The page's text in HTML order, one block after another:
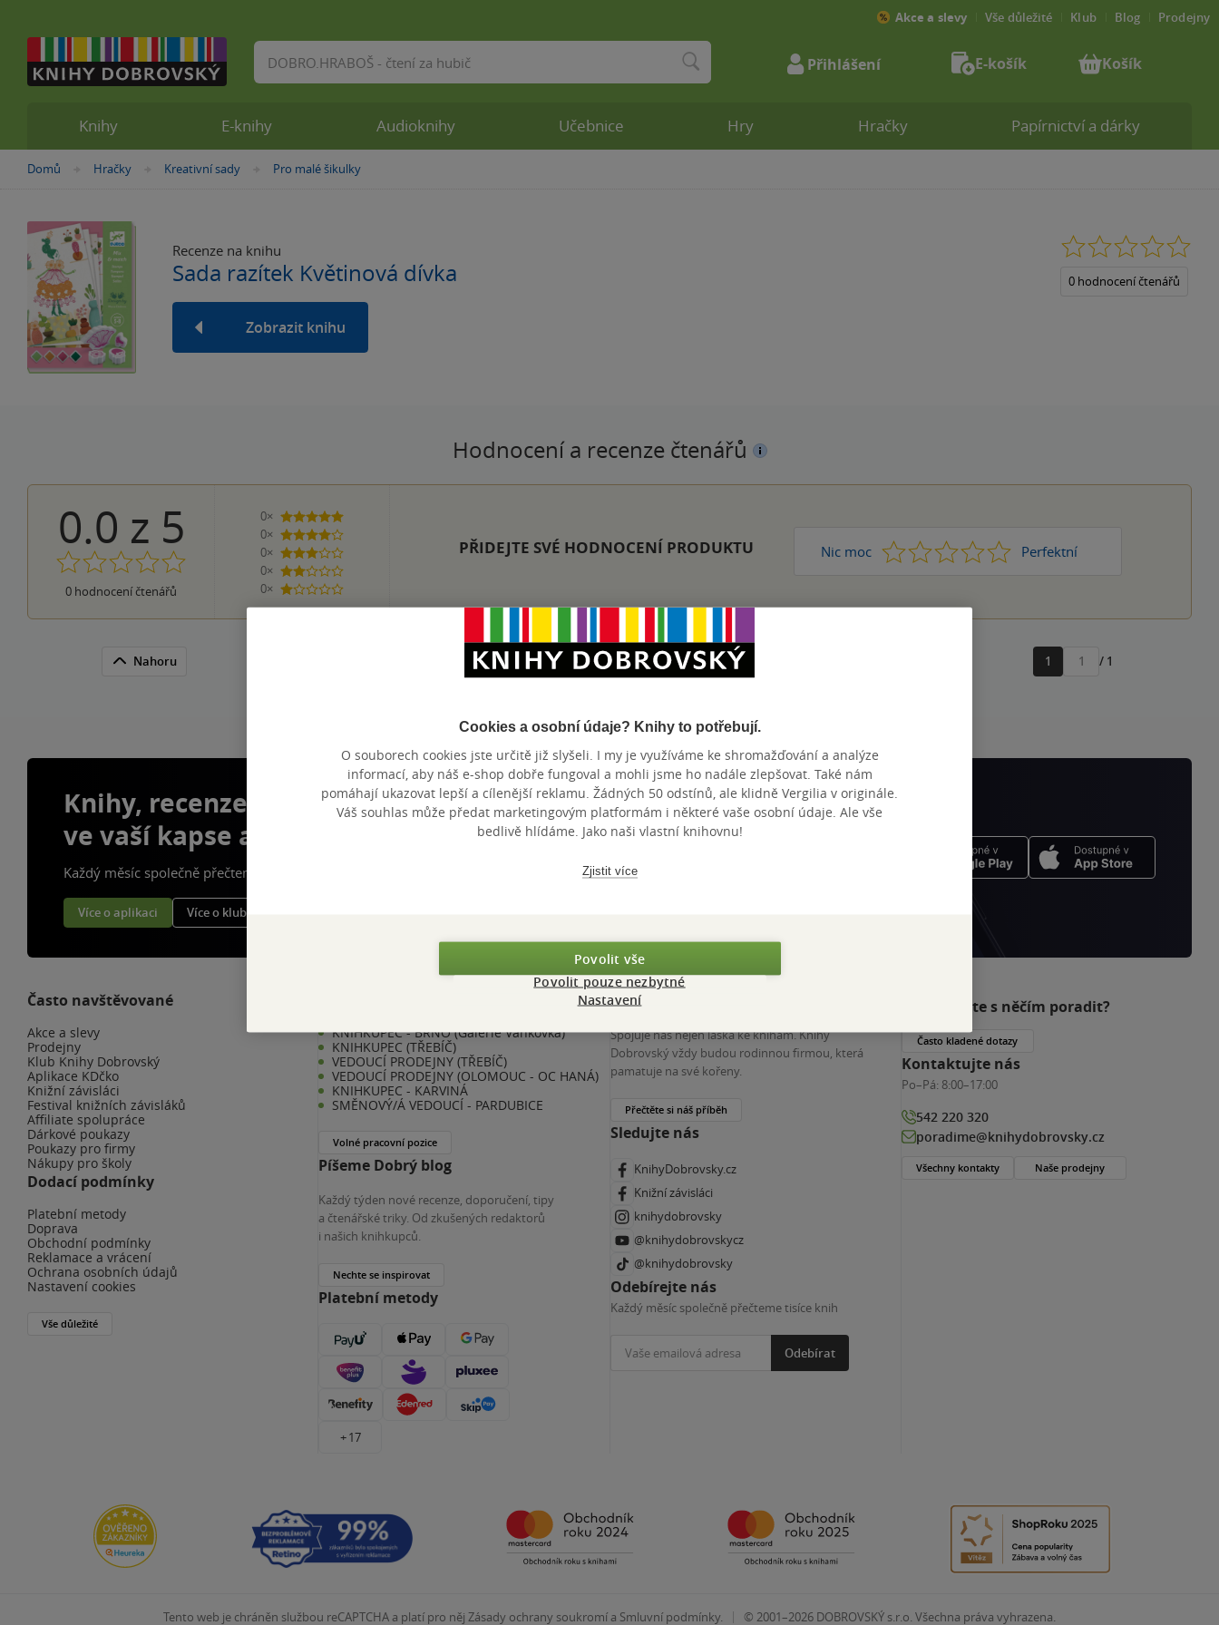
Nacházíte
Domů »Hračky »
Kreativní sady »Pro malé šikulky
Recenze na knihu
Sada razítek Květinová dívka
Zobrazit knihu
0.0
0 hodnocení čtenářů
Hodnocení a recenze čtenářů
0.0 z 5
0 hodnocení čtenářů
0×
5 hvězdiček
0×
4 hvězdičky
0×
3 hvězdičky
0×
2 hvězdičky
0×
1 hvezdička
PŘIDEJTE SVÉ HODNOCENÍ PRODUKTU Nic moc 1 2 3 4 Perfektní
5
Nahoru
Zobrazeno 20 z 20
1
Přejít
/ 1
Knihy E-knihy Audioknihy Učebnice Hry Hračky Papírnictví a dárky
Akce a slevy Vše důležité Klub Blog Prodejny
Vyhledávání Přihlášení E-košík Košík
Knihy, recenze a klubové výhody
ve vaší kapse a naší appce KDčko
Každý měsíc společně přečteme tisíce knih
Více o aplikaci Více o klubu
Často navštěvované
Akce a slevy
Prodejny
Klub Knihy Dobrovský
Aplikace KDčko
Knižní závisláci
Festival knižních závisláků
Affiliate spolupráce
Dárkové poukazy
Poukazy pro firmy
Nákupy pro školy
Dodací podmínky
Platební metody
Doprava
Obchodní podmínky
Reklamace a vrácení
Ochrana osobních údajů
Nastavení cookies
Vše důležité
KNIHKUPEC - BRNO (Galerie Vaňkovka)
KNIHKUPEC (TŘEBÍČ)
VEDOUCÍ PRODEJNY (TŘEBÍČ)
VEDOUCÍ PRODEJNY (OLOMOUC - OC HANÁ)
KNIHKUPEC - KARVINÁ
SMĚNOVÝ/Á VEDOUCÍ - PARDUBICE
Volné pracovní pozice
Píšeme Dobrý blog
Každý týden nové recenze, doporučení, tipy
a čtenářské triky. Od zkušených redaktorů
i našich knihkupců.
Nechte se inspirovat
Platební metody
+ 17
Více o nás
Spojuje nás nejen láska ke knihám. Knihy
Dobrovský vždy budou rodinnou firmou, která
pamatuje na své kořeny.
Přečtěte si náš příběh
Sledujte nás
KnihyDobrovsky.cz
Knižní závisláci
knihydobrovsky
@knihydobrovskycz
@knihydobrovsky
Odebírejte nás
Každý měsíc společně přečteme tisíce knih
Odebírat
Potřebujete s něčím poradit?
Často kladené dotazy
Kontaktujte nás
Po–Pá: 8:00–17:00
542 220 320
poradime@knihydobrovsky.cz
Všechny kontakty Naše prodejny
Tento web je chráněn službou reCAPTCHA a platí pro něj Zásady ochrany soukromí a Smluvní podmínky. | © 2001–2026 DOBROVSKÝ s.r.o. Všechna práva vyhrazena.
Cookies a osobní údaje? Knihy to potřebují.
O souborech cookies jste určitě již slyšeli. I my je využíváme ke shromažďování a analýze
informací, aby náš e-shop dobře fungoval a mohli jsme ho nadále zlepšovat. Také nám
pomáhají ukazovat lepší a cílenější reklamu. Žádných 50 odstínů, ale klidně Vergilia v originále.
Váš souhlas může předat marketingovým platformám i některé vaše osobní údaje. Ale vše
bedlivě hlídáme. Jako naši vlastní knihovnu!
Zjistit více
Povolit vše
Povolit pouze nezbytné
Nastavení